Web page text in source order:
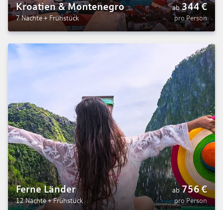
Kroatien & Montenegro
7 Nächte+ Frühstück
ab 344€
pro Person
Ferne Länder
12 Nächte+Frühstück
ab 756€
pro Person